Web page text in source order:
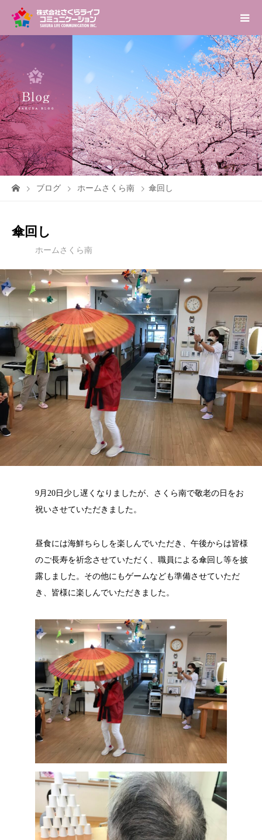
ブログ ホームさくら南 傘回し
傘回し
ホームさくら南
9月20日少し遅くなりましたが、さくら南で敬老の日をお
祝いさせていただきました。
昼食には海鮮ちらしを楽しんでいただき、午後からは皆様
のご長寿を祈念させていただく、職員による傘回し等を披
露しました。その他にもゲームなども準備させていただ
き、皆様に楽しんでいただきました。